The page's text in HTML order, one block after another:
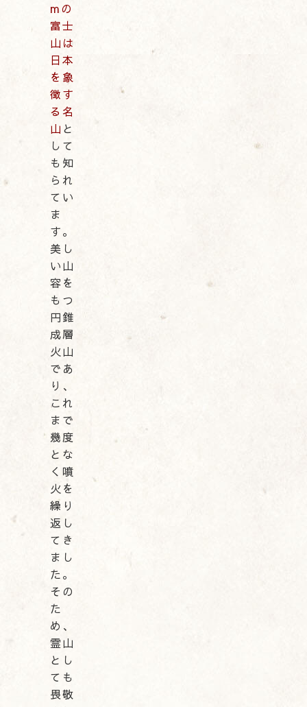
mの
富士
山は
日本
を象
徴す
る名
山 と
して
も知
られ
てい
ま
す。
美し
い山
容を
もつ
円錐
成層
火山
であ
り、
これ
まで
幾度
とな
く噴
火を
繰り
返し
てき
まし
た。
その
た
め、
霊山
とし
ても
畏敬